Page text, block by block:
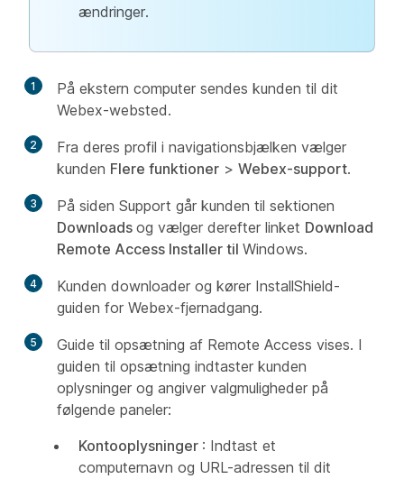
ændringer.
1
På ekstern computer sendes kunden til dit
Webex-websted.
2
Fra deres profil i navigationsbjælken vælger
kunden Flere funktioner > Webex-support.
3
På siden Support går kunden til sektionen
Downloads og vælger derefter linket Download
Remote Access Installer til Windows.
4
Kunden downloader og kører InstallShield-
guiden for Webex-fjernadgang.
5
Guide til opsætning af Remote Access vises. I
guiden til opsætning indtaster kunden
oplysninger og angiver valgmuligheder på
følgende paneler:
Kontooplysninger : Indtast et
computernavn og URL-adressen til dit